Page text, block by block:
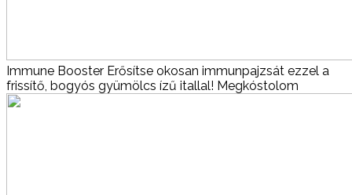
Immune Booster Erősítse okosan immunpajzsát ezzel a
frissítő, bogyós gyümölcs ízű itallal! Megkóstolom